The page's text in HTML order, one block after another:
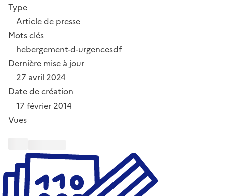
Type
Article de presse
Mots clés
hebergement-d-urgencesdf
Dernière mise à jour
27 avril 2024
Date de création
17 février 2014
Vues